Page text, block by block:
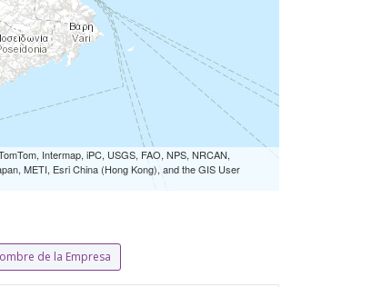
Intermap, iPC, USGS, FAO, NPS, NRCAN,
METI, Esri China (Hong Kong), and the GIS User
de la Empresa